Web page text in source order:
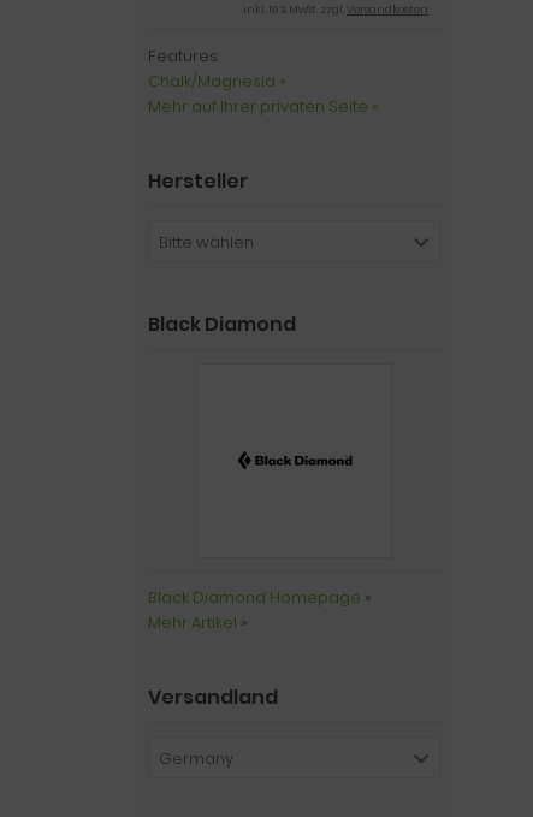
inkl. 19 % MwSt. zzgl.Versandkosten
Features:
Chalk/Magnesia »
Mehr auf Ihrer privaten Seite »
Hersteller
Bitte wählen
Black Diamond
Black Diamond Homepage »
Mehr Artikel »
Versandland
Germany